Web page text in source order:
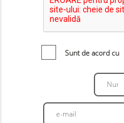
Sunt de acord cu